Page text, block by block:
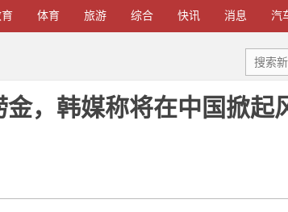
体育 旅游 综合 快讯 消息 汽
，韩媒称将在中国掀起